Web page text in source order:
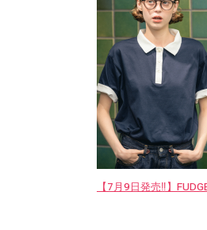
【7月9日発売‼︎】